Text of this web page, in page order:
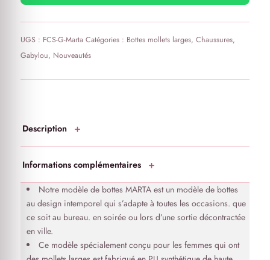
UGS : FCS-G-Marta Catégories : Bottes mollets larges, Chaussures,
Gabylou, Nouveautés
Description
Informations complémentaires
Notre modèle de bottes MARTA est un modèle de bottes
au design intemporel qui s’adapte à toutes les occasions. que
ce soit au bureau. en soirée ou lors d’une sortie décontractée
en ville.
Ce modèle spécialement conçu pour les femmes qui ont